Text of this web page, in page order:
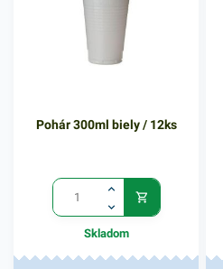
alkoholických i
nealkoholických nápojov.
Plastový pohár zabezpečí
poháriky sú vhodné pre
Výhodné balenie obsahuje
12 kusov priehľadných
pohárov. V našej ponuke
nájdete ďalšie podobné
Pohár 300ml biely / 12ks
Skladom